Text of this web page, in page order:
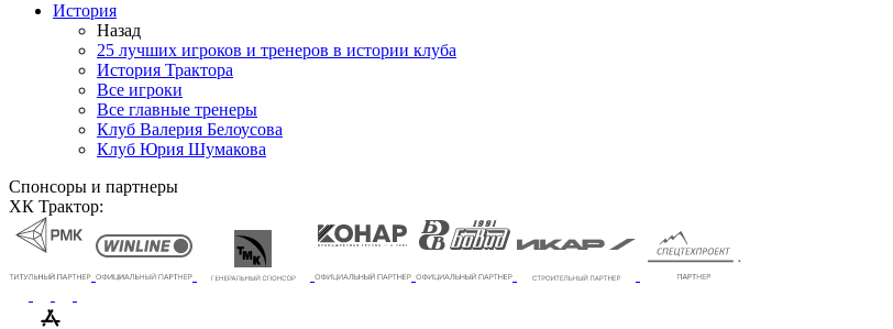
История
Назад
25 лучших игроков и тренеров в истории клуба
История Трактора
Все игроки
Все главные тренеры
Клуб Валерия Белоусова
Клуб Юрия Шумакова
Спонсоры и партнеры
ХК Трактор: